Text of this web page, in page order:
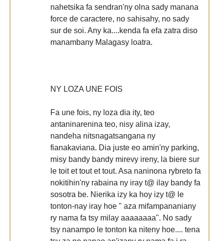
nahetsika fa sendran'ny olna sady manana
force de caractere, no sahisahy, no sady
sur de soi. Any ka....kenda fa efa zatra diso
manambany Malagasy loatra.
NY LOZA UNE FOIS
Fa une fois, ny loza dia ity, teo
antaninarenina teo, nisy alina izay,
nandeha nitsnagatsangana ny
fianakaviana. Dia juste eo amin'ny parking,
misy bandy bandy mirevy ireny, la biere sur
le toit et tout et tout. Asa naninona rybreto fa
nokitihin'ny rabaina ny iray t@ ilay bandy fa
sosotra be. Nierika izy ka hoy izy t@ le
tonton-nay iray hoe " aza mifampananiany
ry nama fa tsy milay aaaaaaaa". No sady
tsy nanampo le tonton ka niteny hoe.... tena